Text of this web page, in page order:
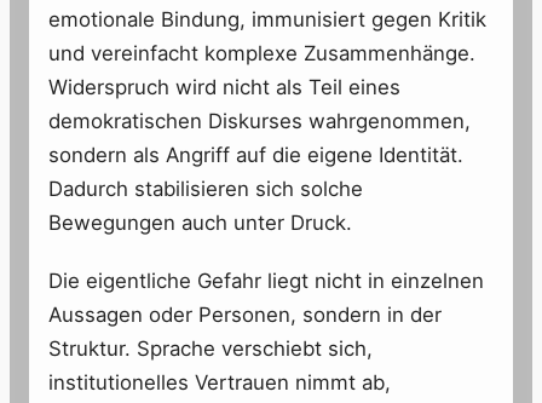
emotionale Bindung, immunisiert gegen Kritik
und vereinfacht komplexe Zusammenhänge.
Widerspruch wird nicht als Teil eines
demokratischen Diskurses wahrgenommen,
sondern als Angriff auf die eigene Identität.
Dadurch stabilisieren sich solche
Bewegungen auch unter Druck.
Die eigentliche Gefahr liegt nicht in einzelnen
Aussagen oder Personen, sondern in der
Struktur. Sprache verschiebt sich,
institutionelles Vertrauen nimmt ab,